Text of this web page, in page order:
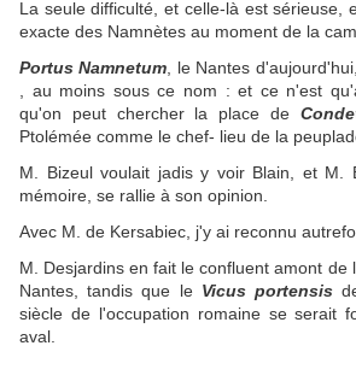
La seule difficulté, et celle-là est sérieuse,
exacte des Namnètes au moment de la
Portus Namnetum , le Nantes
, au moins sous ce nom : et ce n'est
qu'on peut chercher la place de
Ptolémée comme le chef- lieu de la
M. Bizeul voulait jadis y voir Blain, et M.
mémoire, se rallie à son opinion.
Avec M. de Kersabiec, j'y ai reconnu
M. Desjardins en fait le confluent amont de
Nantes, tandis que le Vicus portensis
siècle de l'occupation romaine se serait
aval.